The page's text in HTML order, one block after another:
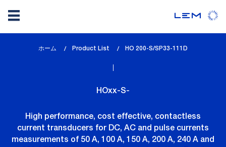
ホーム Product List
lem_current_page
HO 200-S/SP33-111D
HOxx-S-
High performance, cost effective, contactless
current transducers for DC, AC and pulse currents
measurements of 50 A, 100 A, 150 A, 200 A, 240 A and